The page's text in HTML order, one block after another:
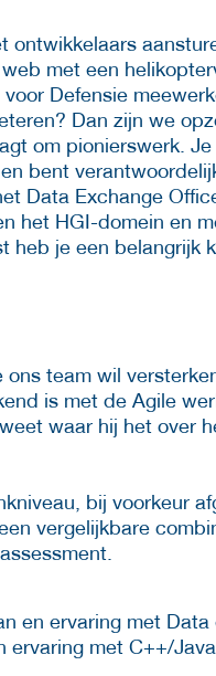
ontwikkelaars
met een
Defensie
Dan zijn we
om pionierswerk.
bent
Data Exchange
het HGI-domein en
heb je een belangrijk
ons team wil
is met de Agile
waar hij het over
bij voorkeur
vergelijkbare
en ervaring met Data
ervaring met C++/